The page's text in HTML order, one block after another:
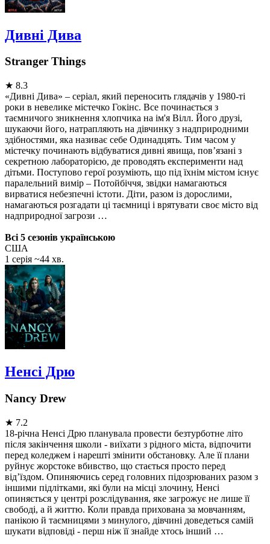
Дивні Дива
Stranger Things
★ 8.3
«Дивні Дива» – серіал, який переносить глядачів у 1980-ті
роки в невелике містечко Гокінс. Все починається з
таємничого зникнення хлопчика на ім'я Вілл. Його друзі,
шукаючи його, натрапляють на дівчинку з надприродними
здібностями, яка називає себе Одинадцять. Тим часом у
містечку починають відбуватися дивні явища, пов’язані з
секретною лабораторією, де проводять експерименти над
дітьми. Поступово герої розуміють, що під їхнім містом існує
паралельний вимір – Потойбіччя, звідки намагаються
вирватися небезпечні істоти. Діти, разом із дорослими,
намагаються розгадати ці таємниці і врятувати своє місто від
надприродної загрози …
Всі 5 сезонів українською
США
1 серія ~44 хв.
Ненсі Дрю
Nancy Drew
★ 7.2
18-річна Ненсі Дрю планувала провести безтурботне літо
після закінчення школи - виїхати з рідного міста, відпочити
перед коледжем і нарешті змінити обстановку. Але її плани
руйнує жорстоке вбивство, що стається просто перед
від’їздом. Опиняючись серед головних підозрюваних разом з
іншими підлітками, які були на місці злочину, Ненсі
опиняється у центрі розслідування, яке загрожує не лише її
свободі, а й життю. Коли правда прихована за мовчанням,
панікою й таємницями з минулого, дівчині доведеться самій
шукати відповіді - перш ніж її знайде хтось інший …